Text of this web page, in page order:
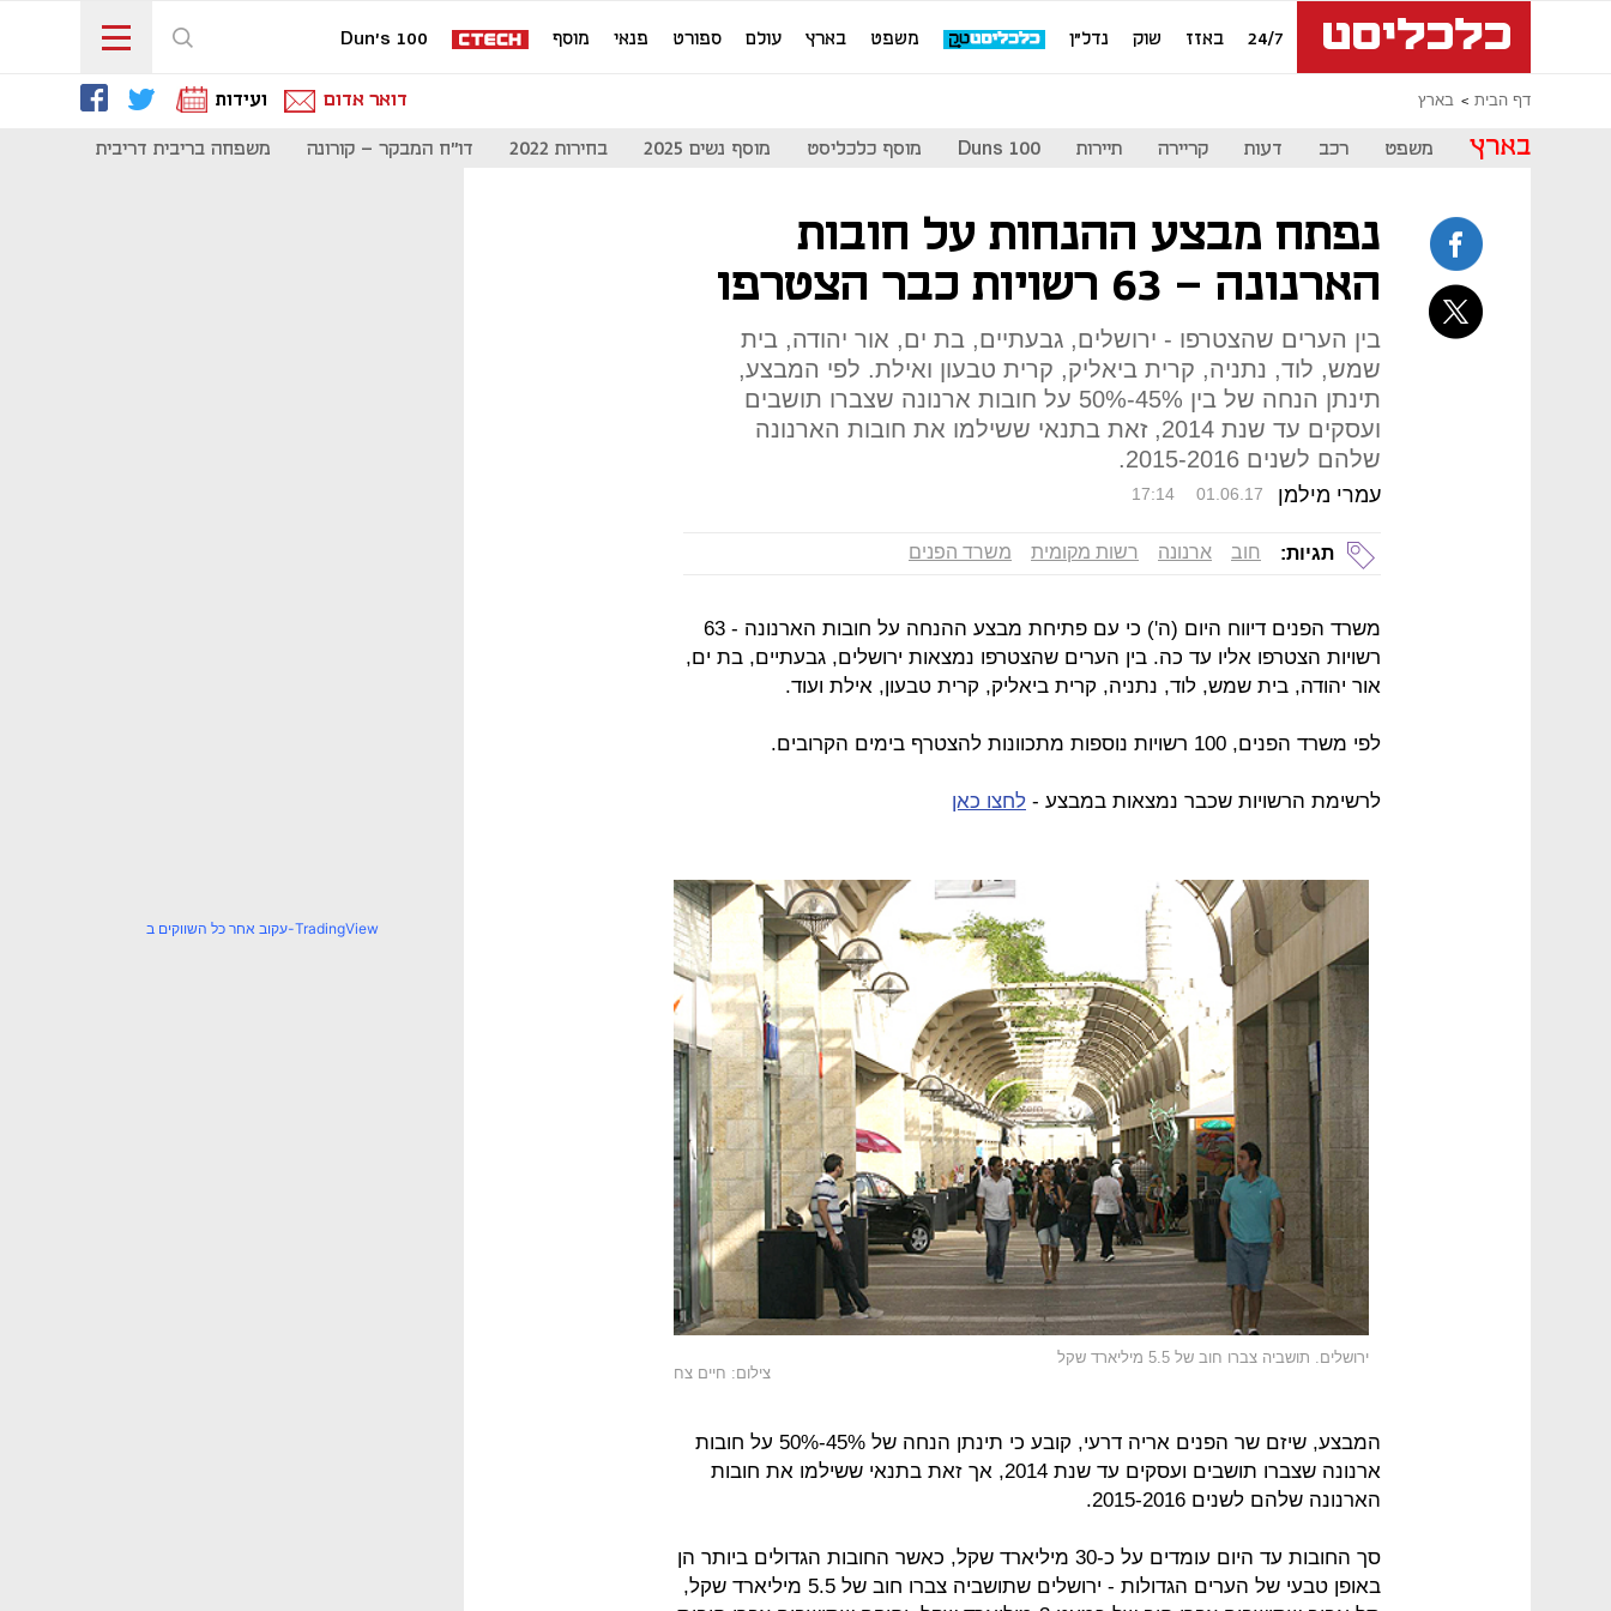
24/7 באזז שוק נדל"ן משפט בארץ עולם ספורט פנאי מוסף Dun's 100
דף הבית בארץ דואר אדום ועידות
בארץ משפט רכב דעות קריירה תיירות Duns 100 מוסף כלכליסט מוסף נשים 2025 בחירות 2022 דו"ח המבקר - קורונה משפחה בריבית דריבית
נפתח מבצע ההנחות על חובות
הארנונה - 63 רשויות כבר הצטרפו
בין הערים שהצטרפו - ירושלים, גבעתיים, בת ים, אור יהודה, בית
שמש, לוד, נתניה, קרית ביאליק, קרית טבעון ואילת. לפי המבצע,
תינתן הנחה של בין 45%-50% על חובות ארנונה שצברו תושבים
ועסקים עד שנת 2014, זאת בתנאי ששילמו את חובות הארנונה
שלהם לשנים 2015-2016.
עמרי מילמן 17:14 01.06.17
תגיות: חוב ארנונה רשות מקומית משרד הפנים
משרד הפנים דיווח היום (ה') כי עם פתיחת מבצע ההנחה על חובות הארנונה - 63
רשויות הצטרפו אליו עד כה. בין הערים שהצטרפו נמצאות ירושלים, גבעתיים, בת ים,
אור יהודה, בית שמש, לוד, נתניה, קרית ביאליק, קרית טבעון, אילת ועוד.
לפי משרד הפנים, 100 רשויות נוספות מתכוונות להצטרף בימים הקרובים.
לרשימת הרשויות שכבר נמצאות במבצע - לחצו כאן
ירושלים. תושביה צברו חוב של 5.5 מיליארד שקל
צילום: חיים צח
המבצע, שיזם שר הפנים אריה דרעי, קובע כי תינתן הנחה של 45%-50% על חובות
ארנונה שצברו תושבים ועסקים עד שנת 2014, אך זאת בתנאי ששילמו את חובות
הארנונה שלהם לשנים 2015-2016.
סך החובות עד היום עומדים על כ-30 מיליארד שקל, כאשר החובות הגדולים ביותר הן
באופן טבעי של הערים הגדולות - ירושלים שתושביה צברו חוב של 5.5 מיליארד שקל,
עקוב אחר כל השווקים ב-TradingView